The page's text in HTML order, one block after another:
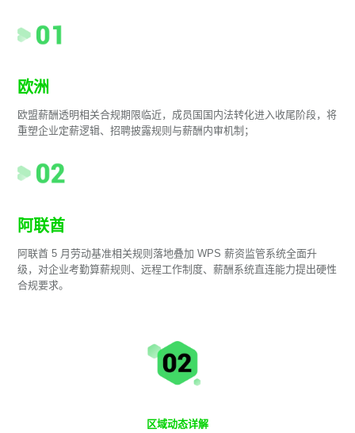
欧洲
欧盟薪酬透明相关合规期限临近，成员国国内法转化进入收尾阶段，将
重塑企业定薪逻辑、招聘披露规则与薪酬内审机制；
阿联酋
阿联酋 5 月劳动基准相关规则落地叠加 WPS 薪资监管系统全面升
级，对企业考勤算薪规则、远程工作制度、薪酬系统直连能力提出硬性
合规要求。
区域动态详解